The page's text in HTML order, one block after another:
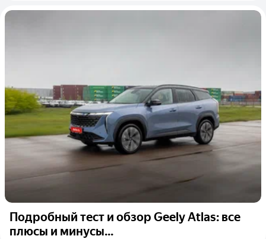
Подробный тест и обзор Geely Atlas: все
плюсы и минусы...